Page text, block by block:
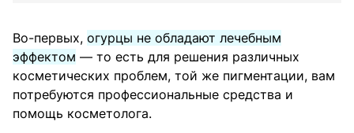
Во-первых, огурцы не обладают лечебным
эффектом — то есть для решения различных
косметических проблем, той же пигментации, вам
потребуются профессиональные средства и
помощь косметолога.